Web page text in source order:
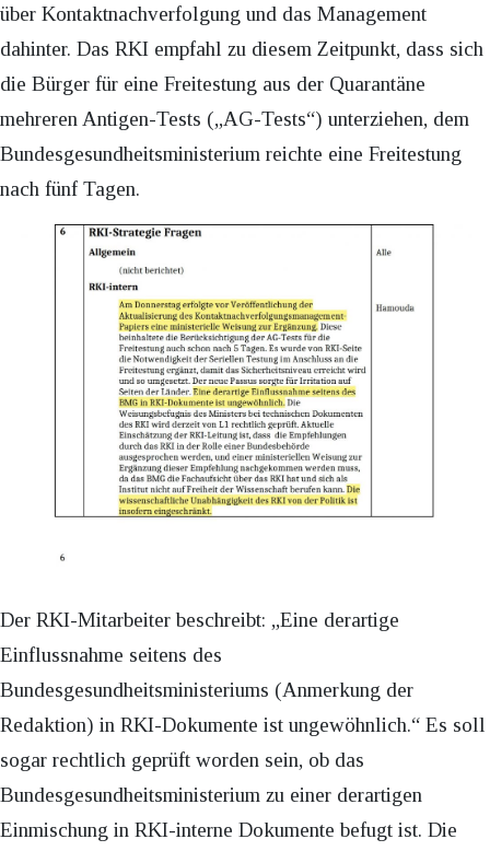
über Kontaktnachverfolgung und das Management
dahinter. Das RKI empfahl zu diesem Zeitpunkt, dass sich
die Bürger für eine Freitestung aus der Quarantäne
mehreren Antigen-Tests („AG-Tests“) unterziehen, dem
Bundesgesundheitsministerium reichte eine Freitestung
nach fünf Tagen.
Der RKI-Mitarbeiter beschreibt: „Eine derartige
Einflussnahme seitens des
Bundesgesundheitsministeriums (Anmerkung der
Redaktion) in RKI-Dokumente ist ungewöhnlich.“ Es soll
sogar rechtlich geprüft worden sein, ob das
Bundesgesundheitsministerium zu einer derartigen
Einmischung in RKI-interne Dokumente befugt ist. Die